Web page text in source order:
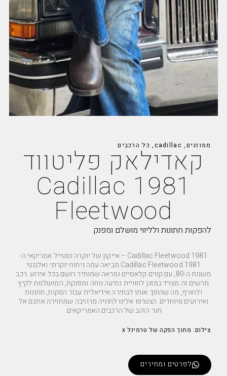
ממוזגים,
cadillac
, כל הרכבים
קאדילאק פליטווד
1981 Cadillac
Fleetwood
להפקות חתונות ולליווי מושלם ומפנק
Cadillac Fleetwood 1981 – אייקון של יוקרה וסטייל אמריקאי ה-
Cadillac Fleetwood 1981 מביאה עמה ניחוח יוקרתי ואלגנטי
משנות ה-80, עם קווים קלאסיים ומראה שמותיר רושם בכל אירוע. רכב
מרשים זה מצויד במזגן לחוויית נסיעה נוחה ומפנקת, המושלמת לקיץ
ולחורף, מה שהופך אותו לבחירה אידיאלית עבור הפקות, חתונות
ואירועים מיוחדים. הצטרפו אלינו לחוויה מרהיבה שמחזירה אתכם אל
תור הזהב של הרכבים האמריקאים.
צילום: מתוך הפקה של טרמינל x
לפרטים ומחירים